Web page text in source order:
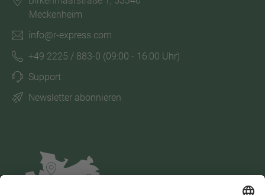
Meckenheim
info@r-express.com
+49 2225 / 883-0 (09:00 - 16:00 Uhr)
Support
Newsletter abonnieren